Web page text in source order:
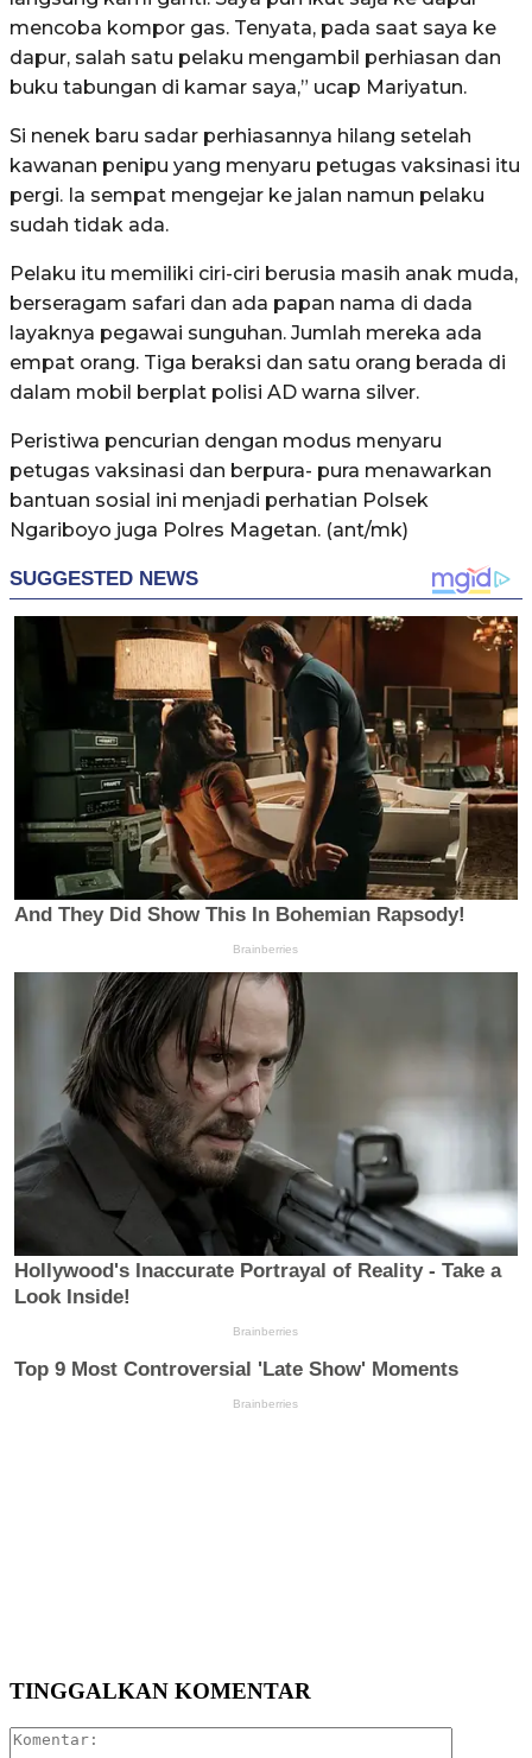
mencoba kompor gas. Tenyata, pada saat saya ke
dapur, salah satu pelaku mengambil perhiasan dan
buku tabungan di kamar saya,” ucap Mariyatun.
Si nenek baru sadar perhiasannya hilang setelah
kawanan penipu yang menyaru petugas vaksinasi itu
pergi. Ia sempat mengejar ke jalan namun pelaku
sudah tidak ada.
Pelaku itu memiliki ciri-ciri berusia masih anak muda,
berseragam safari dan ada papan nama di dada
layaknya pegawai sunguhan. Jumlah mereka ada
empat orang. Tiga beraksi dan satu orang berada di
dalam mobil berplat polisi AD warna silver.
Peristiwa pencurian dengan modus menyaru
petugas vaksinasi dan berpura- pura menawarkan
bantuan sosial ini menjadi perhatian Polsek
Ngariboyo juga Polres Magetan. (ant/mk)
TINGGALKAN KOMENTAR